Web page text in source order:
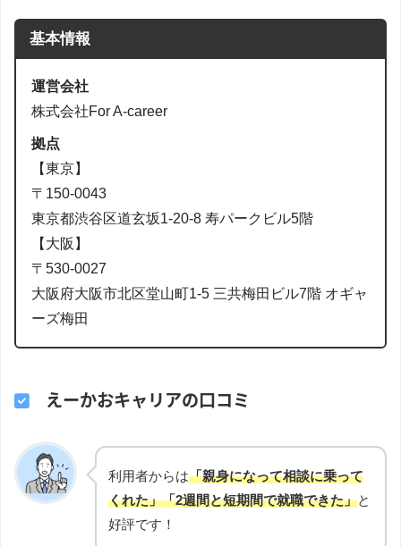
基本情報
運営会社
株式会社For A-career
拠点
【東京】
〒150-0043
東京都渋谷区道玄坂1-20-8 寿パークビル5階
【大阪】
〒530-0027
大阪府大阪市北区堂山町1-5 三共梅田ビル7階 オギャ
ーズ梅田
えーかおキャリアの口コミ
利用者からは「親身になって相談に乗って
くれた」「2週間と短期間で就職できた」と
好評です！